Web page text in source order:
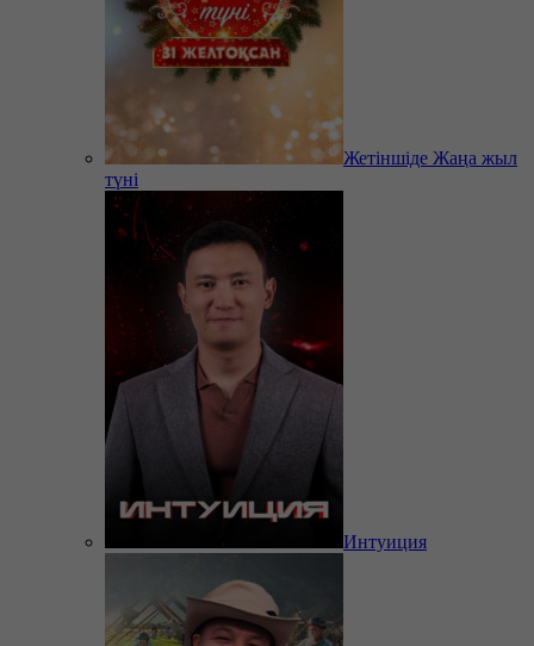
Жетіншіде Жаңа жыл
түні
Интуиция